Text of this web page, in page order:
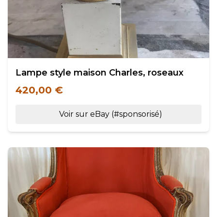
Lampe style maison Charles, roseaux
420,00 €
Voir sur eBay (#sponsorisé)